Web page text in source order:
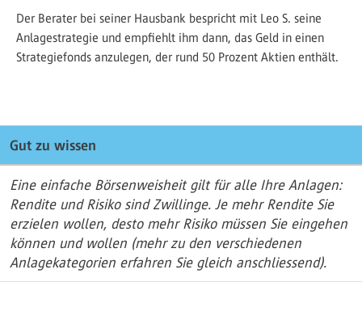
Der Berater bei seiner Hausbank bespricht mit Leo S. seine
Anlagestrategie und empfiehlt ihm dann, das Geld in einen
Strategiefonds anzulegen, der rund 50 Prozent Aktien enthält.
Gut zu wissen
Eine einfache Börsenweisheit gilt für alle Ihre Anlagen:
Rendite und Risiko sind Zwillinge. Je mehr Rendite Sie
erzielen wollen, desto mehr Risiko müssen Sie eingehen
können und wollen (mehr zu den verschiedenen
Anlagekategorien erfahren Sie gleich anschliessend).